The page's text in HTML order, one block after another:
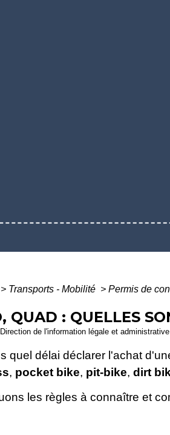
> Transports - Mobilité > Permis de
QUAD : QUELLES
de l'information légale et
quel délai déclarer l'achat
, pocket bike, pit-bike, dirt
les règles à connaître et